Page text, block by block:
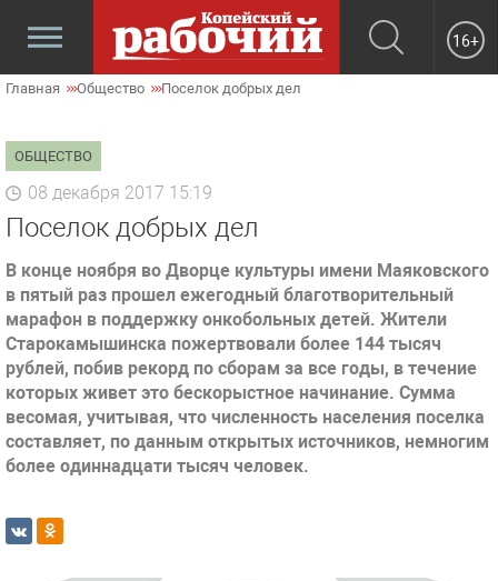
16+
Главная Общество Поселок добрых дел
ОБЩЕСТВО
08 декабря 2017 15:19
Поселок добрых дел
В конце ноября во Дворце культуры имени Маяковского
в пятый раз прошел ежегодный благотворительный
марафон в поддержку онкобольных детей. Жители
Старокамышинска пожертвовали более 144 тысяч
рублей, побив рекорд по сборам за все годы, в течение
которых живет это бескорыстное начинание. Сумма
весомая, учитывая, что численность населения поселка
составляет, по данным открытых источников, немногим
более одиннадцати тысяч человек.